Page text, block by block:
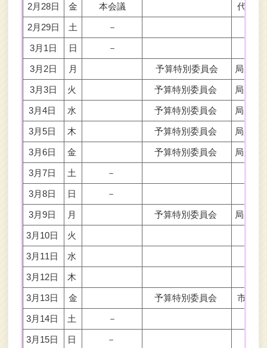
2月28日 金 本会議 代表質
2月29日 土 －
3月1日 日 －
3月2日 月 予算特別委員会 局別質
3月3日 火 予算特別委員会 局別質
3月4日 水 予算特別委員会 局別質
3月5日 木 予算特別委員会 局別質
3月6日 金 予算特別委員会 局別質
3月7日 土 －
3月8日 日 －
3月9日 月 予算特別委員会 局別質
3月10日 火
3月11日 水
3月12日 木
3月13日 金 予算特別委員会 市長等
3月14日 土 －
3月15日 日 －